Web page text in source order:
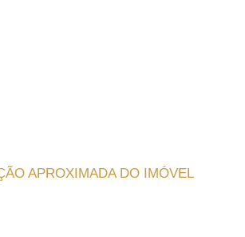
APROXIMADA DO IMÓVEL